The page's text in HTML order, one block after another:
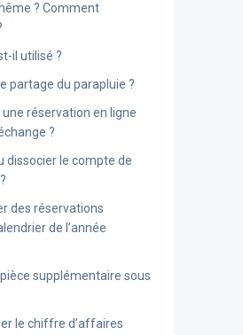
? Comment
il utilisé ?
partage du parapluie ?
réservation en ligne
?
dissocier le compte de
des réservations
de l’année
supplémentaire sous
le chiffre d’affaires